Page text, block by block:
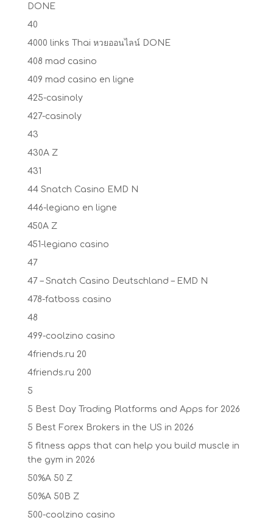
DONE
40
4000 links Thai หวยออนไลน์ DONE
408 mad casino
409 mad casino en ligne
425-casinoly
427-casinoly
43
430A Z
431
44 Snatch Casino EMD N
446-legiano en ligne
450A Z
451-legiano casino
47
47 – Snatch Casino Deutschland – EMD N
478-fatboss casino
48
499-coolzino casino
4friends.ru 20
4friends.ru 200
5
5 Best Day Trading Platforms and Apps for 2026
5 Best Forex Brokers in the US in 2026
5 fitness apps that can help you build muscle in
the gym in 2026
50%A 50 Z
50%A 50B Z
500-coolzino casino